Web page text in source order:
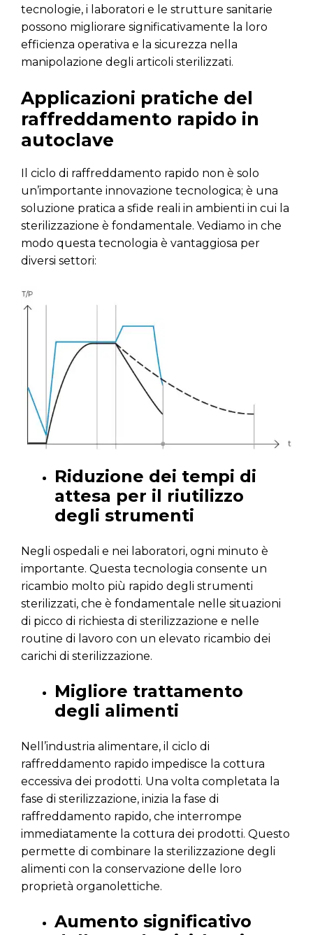
tecnologie, i laboratori e le strutture sanitarie
possono migliorare significativamente la loro
efficienza operativa e la sicurezza nella
manipolazione degli articoli sterilizzati.
Applicazioni pratiche del
raffreddamento rapido in
autoclave
Il ciclo di raffreddamento rapido non è solo
un’importante innovazione tecnologica; è una
soluzione pratica a sfide reali in ambienti in cui la
sterilizzazione è fondamentale. Vediamo in che
modo questa tecnologia è vantaggiosa per
diversi settori:
Riduzione dei tempi di
attesa per il riutilizzo
degli strumenti
Negli ospedali e nei laboratori, ogni minuto è
importante. Questa tecnologia consente un
ricambio molto più rapido degli strumenti
sterilizzati, che è fondamentale nelle situazioni
di picco di richiesta di sterilizzazione e nelle
routine di lavoro con un elevato ricambio dei
carichi di sterilizzazione.
Migliore trattamento
degli alimenti
Nell’industria alimentare, il ciclo di
raffreddamento rapido impedisce la cottura
eccessiva dei prodotti. Una volta completata la
fase di sterilizzazione, inizia la fase di
raffreddamento rapido, che interrompe
immediatamente la cottura dei prodotti. Questo
permette di combinare la sterilizzazione degli
alimenti con la conservazione delle loro
proprietà organolettiche.
Aumento significativo